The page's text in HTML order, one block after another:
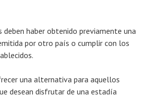
deben haber obtenido previamente una
por otro país o cumplir con los
una alternativa para aquellos
desean disfrutar de una estadía